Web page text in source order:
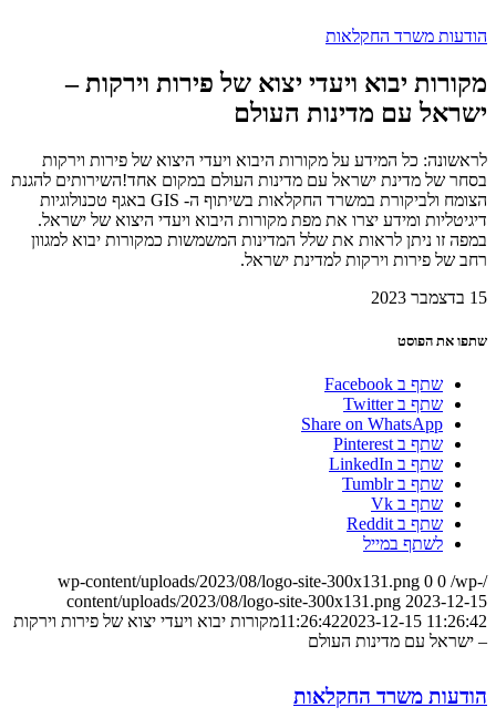
הודעות משרד החקלאות
מקורות יבוא ויעדי יצוא של פירות וירקות –
ישראל עם מדינות העולם
לראשונה: כל המידע על מקורות היבוא ויעדי היצוא של פירות וירקות
בסחר של מדינת ישראל עם מדינות העולם במקום אחד!השירותים להגנת
הצומח ולביקורת במשרד החקלאות בשיתוף ה- GIS באגף טכנולוגיות
דיגיטליות ומידע יצרו את מפת מקורות היבוא ויעדי היצוא של ישראל.
במפה זו ניתן לראות את שלל המדינות המשמשות כמקורות יבוא למגוון
רחב של פירות וירקות למדינת ישראל.
15 בדצמבר 2023
שתפו את הפוסט
שתף ב Facebook
שתף ב Twitter
Share on WhatsApp
שתף ב Pinterest
שתף ב LinkedIn
שתף ב Tumblr
שתף ב Vk
שתף ב Reddit
לשתף במייל
/wp-content/uploads/2023/08/logo-site-300x131.png
0 0 /wp-
content/uploads/2023/08/logo-site-300x131.png 2023-12-15
11:26:422023-12-15 11:26:42
מקורות יבוא ויעדי יצוא של פירות וירקות
– ישראל עם מדינות העולם
הודעות משרד החקלאות